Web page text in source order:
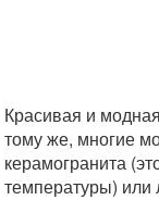
Красивая и
тому же, многие
керамогранита
температуры) или